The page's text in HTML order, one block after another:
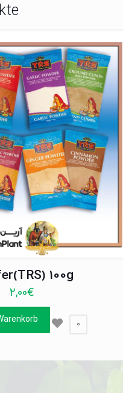
100g
2,00€
0